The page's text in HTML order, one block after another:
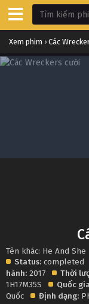
Xem phim › Các
Tên khác: He And She
Status: completed
hành: 2017
Thời
1H17M35S
Quốc
Quốc
Định dạng: